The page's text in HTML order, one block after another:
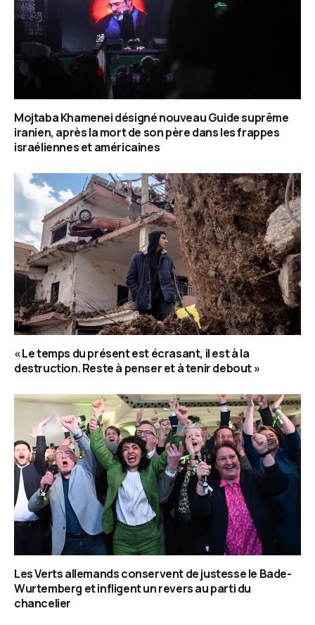
Mojtaba Khamenei désigné nouveau Guide suprême
iranien, après la mort de son père dans les frappes
israéliennes et américaines
« Le temps du présent est écrasant, il est à la
destruction. Reste à penser et à tenir debout »
Les Verts allemands conservent de justesse le Bade-
Wurtemberg et infligent un revers au parti du
chancelier